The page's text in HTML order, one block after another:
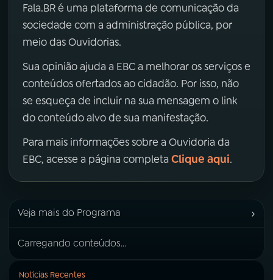
Fala.BR é uma plataforma de comunicação da
sociedade com a administração pública, por
meio das Ouvidorias.
Sua opinião ajuda a EBC a melhorar os serviços e
conteúdos ofertados ao cidadão. Por isso, não
se esqueça de incluir na sua mensagem o link
do conteúdo alvo de sua manifestação.
Para mais informações sobre a Ouvidoria da
EBC, acesse a página completa Clique aqui.
Veja mais do Programa ›
Carregando conteúdos...
Notícias Recentes